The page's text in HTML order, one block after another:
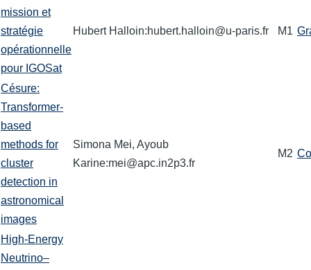
mission et
stratégie
opérationnelle
pour IGOSat
Hubert Halloin:hubert.halloin@u-paris.fr M1
Césure:
Transformer-
based
methods for
cluster
detection in
astronomical
images
Simona Mei, Ayoub
Karine:mei@apc.in2p3.fr
M2
High-Energy
Neutrino–